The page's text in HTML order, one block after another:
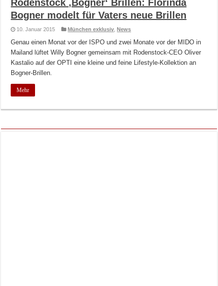
Rodenstock ‚Bogner‘ Brillen: Florinda
Bogner modelt für Vaters neue Brillen
10. Januar 2015 München exklusiv ,News
Genau einen Monat vor der ISPO und zwei Monate vor der MIDO in
Mailand lüftet Willy Bogner gemeinsam mit Rodenstock-CEO Oliver
Kastalio auf der OPTI eine kleine und feine Lifestyle-Kollektion an
Bogner-Brillen.
Mehr